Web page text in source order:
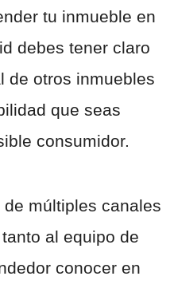
tu inmueble en
debes tener claro
de otros inmuebles
que seas
consumidor.
múltiples canales
al equipo de
conocer en